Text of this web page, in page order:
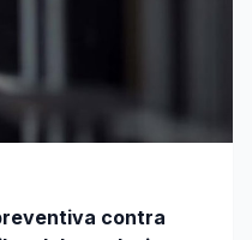
contra